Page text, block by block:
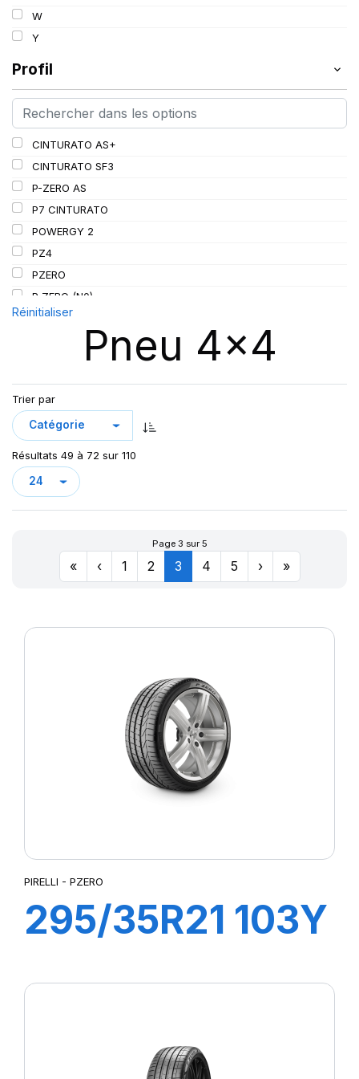
120
123
W
Y
Profil
CINTURATO AS+
CINTURATO SF3
P-ZERO AS
P7 CINTURATO
POWERGY 2
PZ4
PZERO
P ZERO (N0)
PZERO (N1)
PZERO PZ4
P ZERO PZ4 NCS ELECT
P ZERO ROSSO
S-A/T+
S-ATR WL
S-VEAS
S-VERDE
Réinitialiser
Pneu 4x4
Trier par
Résultats 49 à 72 sur 110
Page 3 sur 5
« ‹ 1 2 3 4 5 › »
PIRELLI - PZERO
295/35R21 103Y